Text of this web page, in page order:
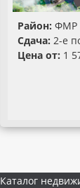
Район: ФМР
Сдача: 2-е
Цена от: 1
Каталог